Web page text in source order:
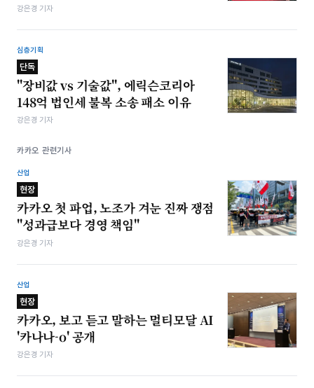
강은경 기자
심층기획
단독
"장비값 vs 기술값", 에릭슨코리아
148억 법인세 불복 소송 패소 이유
강은경 기자
카카오 관련기사
산업
현장
카카오 첫 파업, 노조가 겨눈 진짜 쟁점
"성과급보다 경영 책임"
강은경 기자
산업
현장
카카오, 보고 듣고 말하는 멀티모달 AI
'카나나-o' 공개
강은경 기자